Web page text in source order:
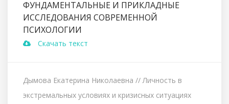
ФУНДАМЕНТАЛЬНЫЕ И ПРИКЛАДНЫЕ
ИССЛЕДОВАНИЯ СОВРЕМЕННОЙ
ПСИХОЛОГИИ
Скачать текст
Дымова Екатерина Николаевна // Личность в
экстремальных условиях и кризисных ситуациях